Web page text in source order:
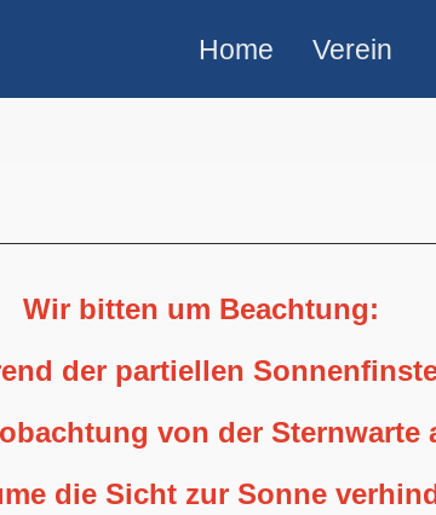
Home Verein
Wir bitten um Beachtung:
der partiellen
von der Sternwarte
die Sicht zur Sonne